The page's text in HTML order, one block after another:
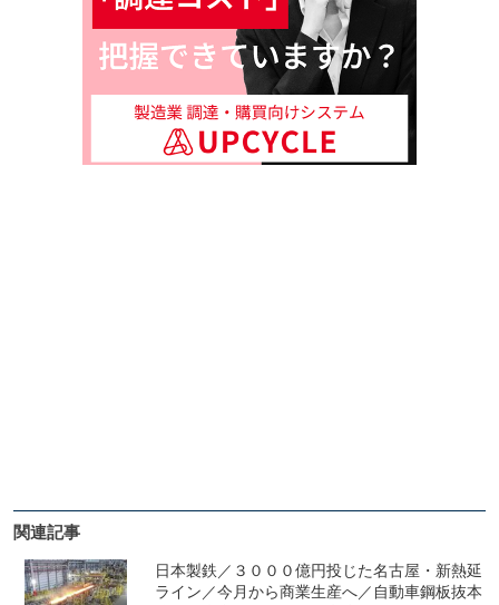
関連記事
日本製鉄／３０００億円投じた名古屋・新熱延
ライン／今月から商業生産へ／自動車鋼板抜本